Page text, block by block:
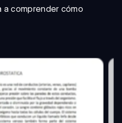
a comprender cómo